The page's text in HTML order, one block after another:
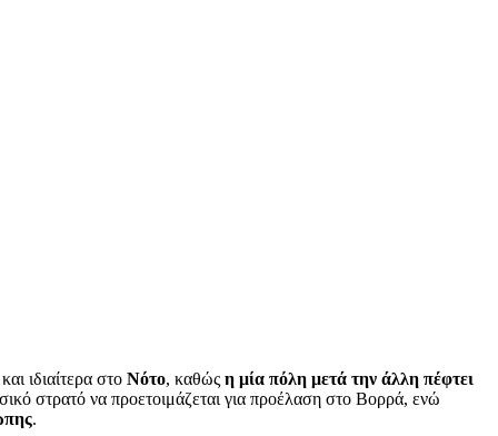
ιδιαίτερα στο Νότο, καθώς η μία πόλη μετά την άλλη πέφτει
στρατό να προετοιμάζεται για προέλαση στο Βορρά, ενώ
.